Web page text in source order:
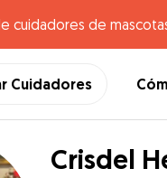
cuidadores de
Cuidadores
Crisdel